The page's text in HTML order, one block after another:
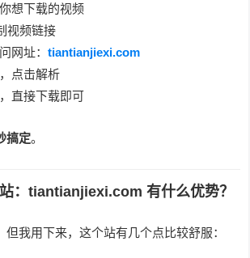
想下载的视频
视频链接
网址：tiantianjiexi.com
点击解析
直接下载即可
搞定。
：tiantianjiexi.com 有什么优势？
我用下来，这个站有几个点比较舒服：